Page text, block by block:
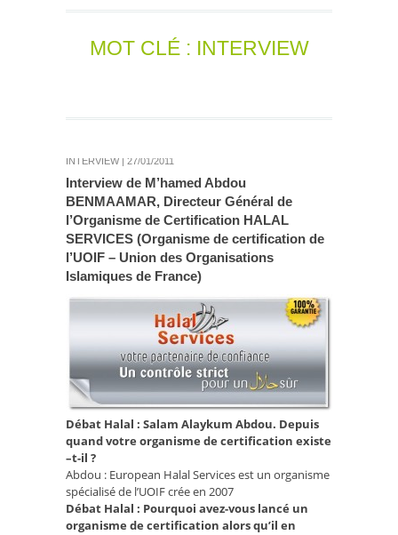
MOT CLÉ : INTERVIEW
INTERVIEW | 27/01/2011
Interview de M’hamed Abdou
BENMAAMAR, Directeur Général de
l’Organisme de Certification HALAL
SERVICES (Organisme de certification de
l’UOIF – Union des Organisations
Islamiques de France)
Débat Halal : Salam Alaykum Abdou. Depuis
quand votre organisme de certification existe
–t-il ?
Abdou : European Halal Services est un organisme
spécialisé de l’UOIF crée en 2007
Débat Halal : Pourquoi avez-vous lancé un
organisme de certification alors qu’il en